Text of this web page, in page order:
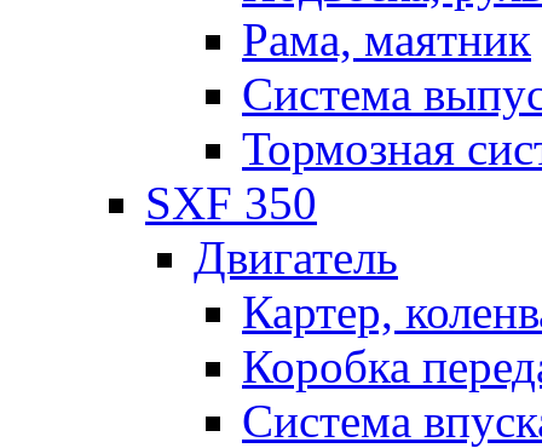
Рама, маятник
Система
Тормозная
SXF 350
Двигатель
Картер,
Коробка
Система